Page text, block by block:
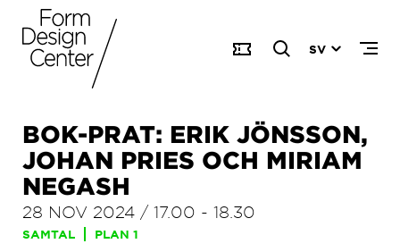
SV
BOK-PRAT: ERIK JÖNSSON,
JOHAN PRIES OCH MIRIAM
NEGASH
28 NOV 2024 / 17.00 - 18.30
SAMTAL PLAN 1